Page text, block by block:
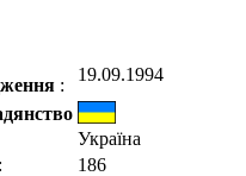
:
19.09.1994
Україна
:
186